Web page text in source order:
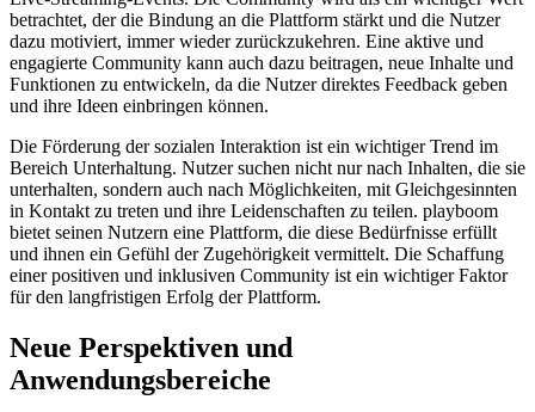
betrachtet, der die Bindung an die Plattform stärkt und die Nutzer
dazu motiviert, immer wieder zurückzukehren. Eine aktive und
engagierte Community kann auch dazu beitragen, neue Inhalte und
Funktionen zu entwickeln, da die Nutzer direktes Feedback geben
und ihre Ideen einbringen können.
Die Förderung der sozialen Interaktion ist ein wichtiger Trend im
Bereich Unterhaltung. Nutzer suchen nicht nur nach Inhalten, die sie
unterhalten, sondern auch nach Möglichkeiten, mit Gleichgesinnten
in Kontakt zu treten und ihre Leidenschaften zu teilen. playboom
bietet seinen Nutzern eine Plattform, die diese Bedürfnisse erfüllt
und ihnen ein Gefühl der Zugehörigkeit vermittelt. Die Schaffung
einer positiven und inklusiven Community ist ein wichtiger Faktor
für den langfristigen Erfolg der Plattform.
Neue Perspektiven und
Anwendungsbereiche